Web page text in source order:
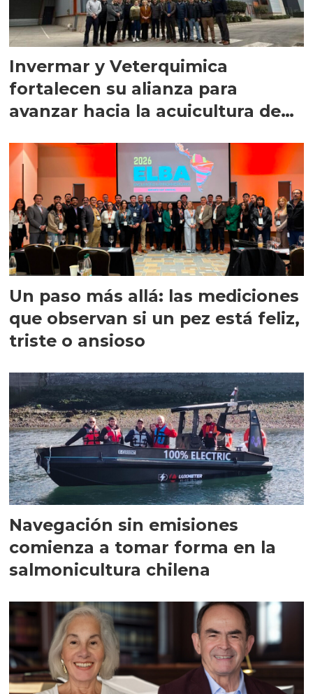
Invermar y Veterquimica
fortalecen su alianza para
avanzar hacia la acuicultura de
Un paso más allá: las mediciones
que observan si un pez está feliz,
triste o ansioso
Navegación sin emisiones
comienza a tomar forma en la
salmonicultura chilena